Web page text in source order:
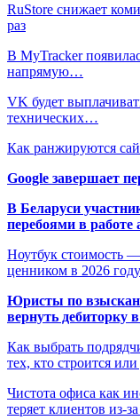
RuStore снижает
раз
В MyTracker
напрямую…
VK будет
технических…
Как ранжируются
Google завершает
В Беларуси
перебоями в работе
Ноутбук стоимость —
ценником в 2026 году
Юристы по
вернуть дебиторку
Как выбрать
тех, кто строится
Чистота офиса как
теряет клиентов из-